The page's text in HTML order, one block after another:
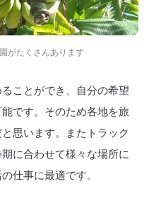
がたくさんあります
ことができ、自分の希望
です。そのため各地を旅
思います。またトラック
に合わせて様々な場所に
仕事に最適です。